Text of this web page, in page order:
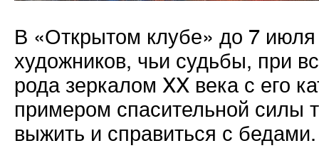
В «Открытом клубе» до 7 июля
художников, чьи судьбы, при
рода зеркалом XX века с его
примером спасительной силы
выжить и справиться с бедами.